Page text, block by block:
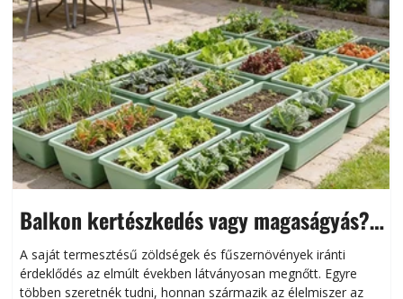
Balkon kertészkedés vagy magaságyás?
Helytakarékos kertészkedés
A saját termesztésű zöldségek és fűszernövények iránti
érdeklődés az elmúlt években látványosan megnőtt. Egyre
többen szeretnék tudni, honnan származik az élelmiszer az